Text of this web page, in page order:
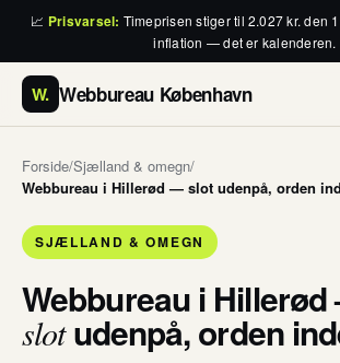
📈 Prisvarsel: Timeprisen stiger til 2.027 kr. den
inflation — det er kalenderen.
W. Webbureau København
Forside/Sjælland & omegn/
Webbureau i Hillerød — slot udenpå, orden
SJÆLLAND & OMEGN
Webbureau i
slotudenpå, orden